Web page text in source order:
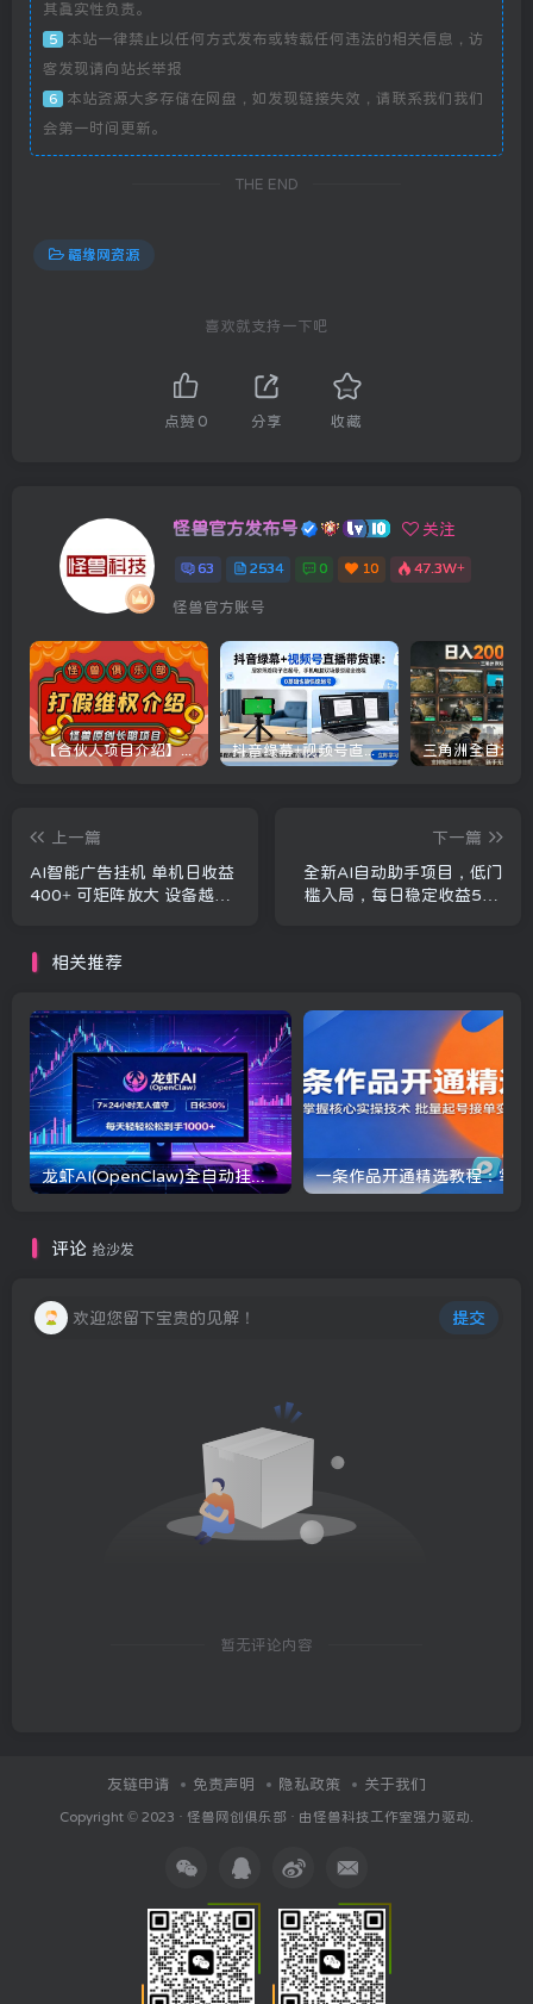
其真实性负责。
5
本站一律禁止以任何方式发布或转载任何违法的相关信息，访
客发现请向站长举报
6
本站资源大多存储在网盘，如发现链接失效，请联系我们我们
会第一时间更新。
THE END
福缘网资源
喜欢就支持一下吧
点赞 0 分享 收藏
怪兽官方发布号 关注
63 2534 0 10 47.3W+
怪兽官方账号
【合伙人项目介绍】打假维权项目介绍 抖音绿幕+视频号直播带货课：居家照着稿子念起号，手机电脑双场景搭建全流程
上一篇
AI智能广告挂机 单机日收益
400+ 可矩阵放大 设备越多
下一篇
全新AI自动助手项目，低门
槛入局，每日稳定收益500
相关推荐
龙虾AI(OpenClaw)全自动挂机，智能操控电脑高效执行任务，每天轻松到手四位数
评论 抢沙发
欢迎您留下宝贵的见解！ 提交
暂无评论内容
友链申请 免责声明 隐私政策 关于我们
Copyright © 2023 · 怪兽网创俱乐部 · 由怪兽科技工作室强力驱动.